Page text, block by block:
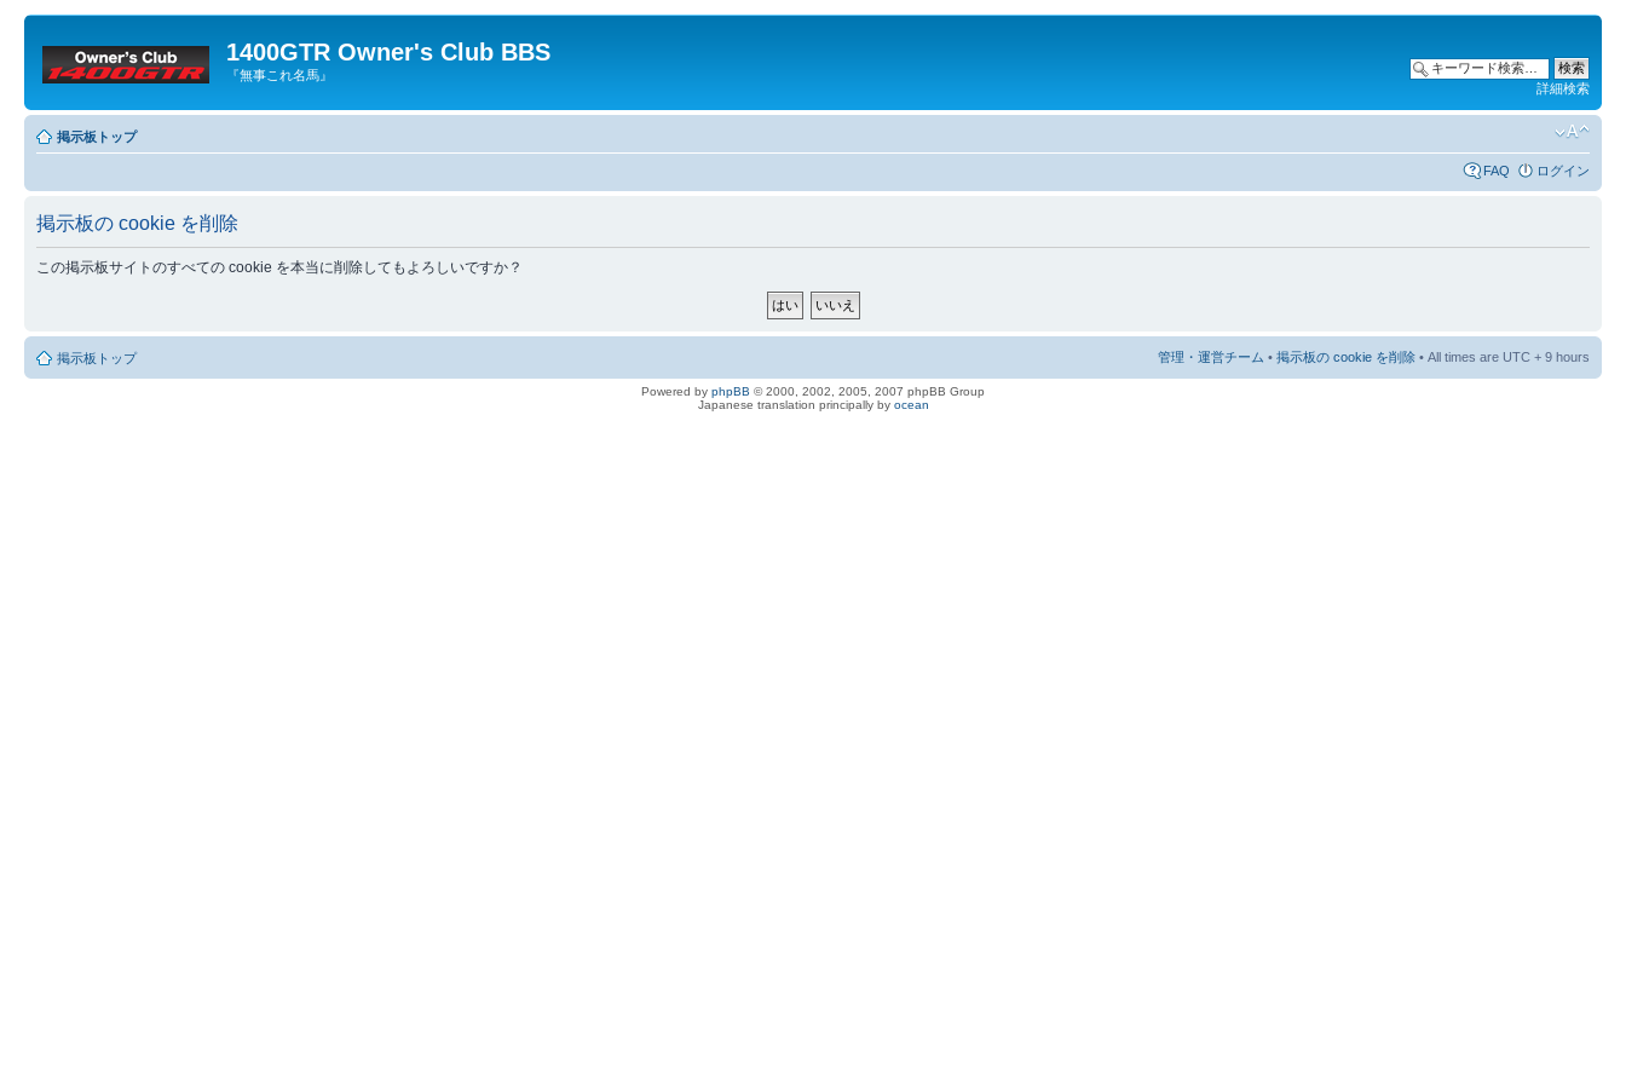
1400GTR Owner's Club BBS
『無事これ名馬』
詳細検索
掲示板トップ
FAQ ログイン
掲示板の cookie を削除
この掲示板サイトのすべての cookie を本当に削除してもよろしいですか？
掲示板トップ 管理・運営チーム • 掲示板の cookie を削除 • All times are UTC + 9 hours
Powered by phpBB © 2000, 2002, 2005, 2007 phpBB Group
Japanese translation principally by ocean